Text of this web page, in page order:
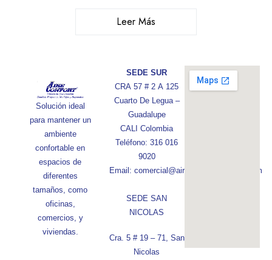
Leer Más
Solución ideal
para mantener un
ambiente
confortable en
espacios de
diferentes
tamaños, como
oficinas,
comercios, y
viviendas.
SEDE SUR
CRA 57 # 2 A 125
Cuarto De Legua –
Guadalupe
CALI Colombia
Teléfono: 316 016
9020
Email: comercial@aireconfortcolombia.com
SEDE SAN
NICOLAS
Cra. 5 # 19 – 71, San
Nicolas